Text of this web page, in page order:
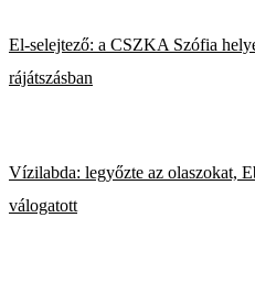
El-selejtező: a CSZKA Szófia
rájátszásban
Vízilabda: legyőzte az olaszokat,
válogatott